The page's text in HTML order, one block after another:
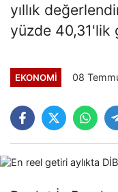
yıllık
yüzde 40,31'lik
EKONOMİ 08